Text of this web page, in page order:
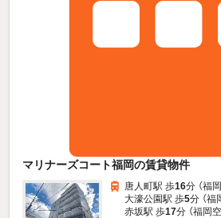
マリナーズコート福岡の賃貸物件
唐人町駅 歩16分 （福
大濠公園駅 歩5分 （福
赤坂駅 歩17分 （福岡